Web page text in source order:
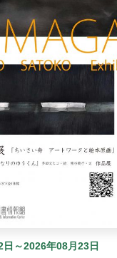
～2026年08月23日